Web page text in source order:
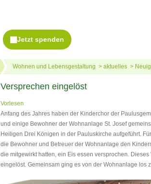
Wohnen und Lebensgestaltung aktuelles
Versprechen eingelöst
Vorlesen
Anfang des Jahres haben der Kinderchor der
und einige Bewohner der Wohnanlage St. Josef
Heiligen Drei Königen in der Pauluskirche aufgeführt.
die Bewohner und Betreuer der Wohnanlage den
die mitgewirkt hatten, ein Eis essen versprochen.
eingelöst. Gemeinsam ging es von der Wohnanlage los